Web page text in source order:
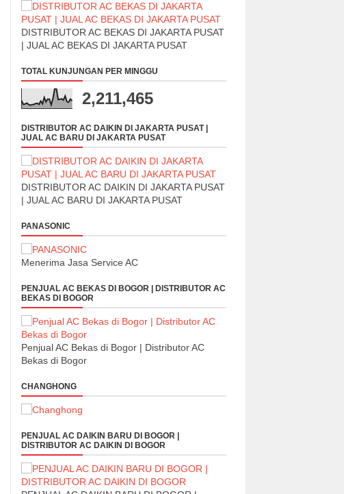
DISTRIBUTOR AC BEKAS DI JAKARTA PUSAT
| JUAL AC BEKAS DI JAKARTA PUSAT
TOTAL KUNJUNGAN PER MINGGU
2,211,465
DISTRIBUTOR AC DAIKIN DI JAKARTA PUSAT |
JUAL AC BARU DI JAKARTA PUSAT
DISTRIBUTOR AC DAIKIN DI JAKARTA PUSAT
| JUAL AC BARU DI JAKARTA PUSAT
PANASONIC
Menerima Jasa Service AC
PENJUAL AC BEKAS DI BOGOR | DISTRIBUTOR AC
BEKAS DI BOGOR
Penjual AC Bekas di Bogor | Distributor AC
Bekas di Bogor
CHANGHONG
PENJUAL AC DAIKIN BARU DI BOGOR |
DISTRIBUTOR AC DAIKIN DI BOGOR